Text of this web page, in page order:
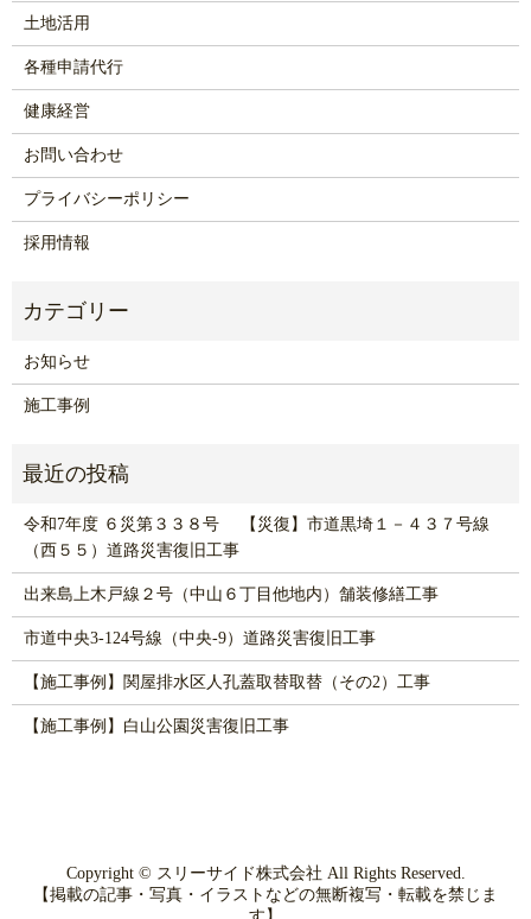
土地活用
各種申請代行
健康経営
お問い合わせ
プライバシーポリシー
採用情報
お知らせ
施工事例
令和7年度 ６災第３３８号 【災復】市道黒埼１－４３７号線
（西５５）道路災害復旧工事
出来島上木戸線２号（中山６丁目他地内）舗装修繕工事
市道中央3-124号線（中央-9）道路災害復旧工事
【施工事例】関屋排水区人孔蓋取替取替（その2）工事
【施工事例】白山公園災害復旧工事
Copyright © スリーサイド株式会社 All Rights Reserved.
【掲載の記事・写真・イラストなどの無断複写・転載を禁じま